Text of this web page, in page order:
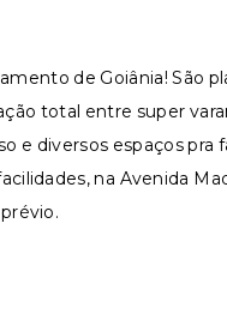
de Goiânia! São
total entre super
e diversos espaços pra
na Avenida